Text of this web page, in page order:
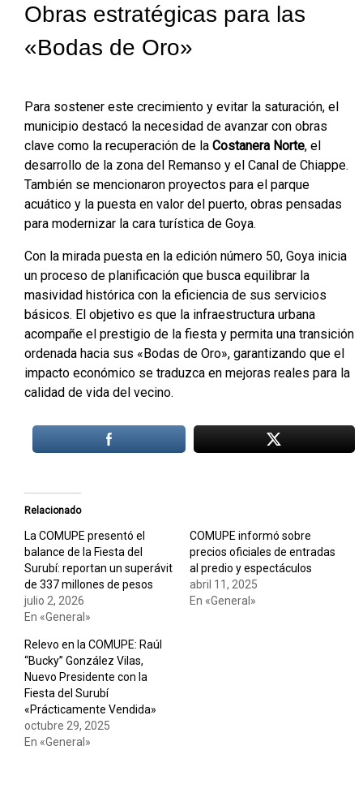
Obras estratégicas para las
«Bodas de Oro»
Para sostener este crecimiento y evitar la saturación, el
municipio destacó la necesidad de avanzar con obras
clave como la recuperación de la Costanera Norte, el
desarrollo de la zona del Remanso y el Canal de Chiappe.
También se mencionaron proyectos para el parque
acuático y la puesta en valor del puerto, obras pensadas
para modernizar la cara turística de Goya.
Con la mirada puesta en la edición número 50, Goya inicia
un proceso de planificación que busca equilibrar la
masividad histórica con la eficiencia de sus servicios
básicos. El objetivo es que la infraestructura urbana
acompañe el prestigio de la fiesta y permita una transición
ordenada hacia sus «Bodas de Oro», garantizando que el
impacto económico se traduzca en mejoras reales para la
calidad de vida del vecino.
Relacionado
La COMUPE presentó el
balance de la Fiesta del
Surubí: reportan un superávit
de 337 millones de pesos
julio 2, 2026
En «General»
COMUPE informó sobre
precios oficiales de entradas
al predio y espectáculos
abril 11, 2025
En «General»
Relevo en la COMUPE: Raúl
“Bucky” González Vilas,
Nuevo Presidente con la
Fiesta del Surubí
«Prácticamente Vendida»
octubre 29, 2025
En «General»